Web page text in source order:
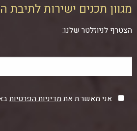
מגוון תכנים ישירות לתיבת
הצטרף לניוזלטר שלנו:
אני מאשר.ת אתמדיניות הפרטיות